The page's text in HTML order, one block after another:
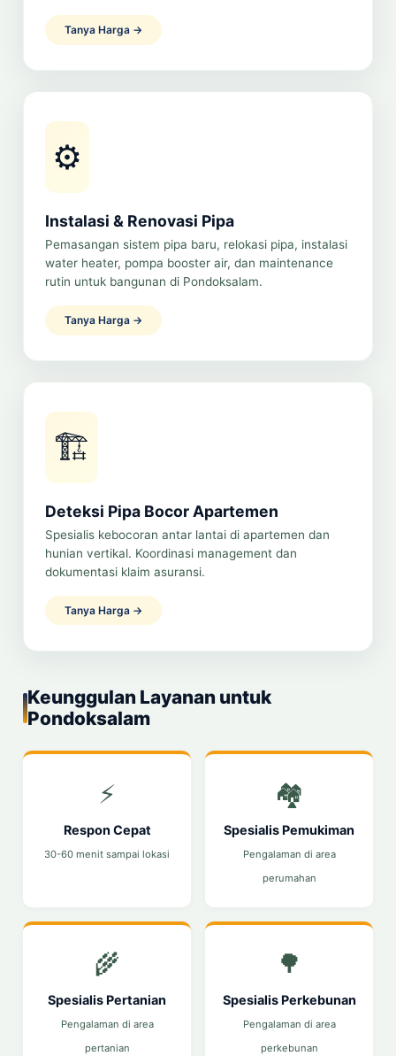
Tanya Harga →
⚙️
Instalasi & Renovasi Pipa
Pemasangan sistem pipa baru, relokasi pipa, instalasi
water heater, pompa booster air, dan maintenance
rutin untuk bangunan di Pondoksalam.
Tanya Harga →
🏗️
Deteksi Pipa Bocor Apartemen
Spesialis kebocoran antar lantai di apartemen dan
hunian vertikal. Koordinasi management dan
dokumentasi klaim asuransi.
Tanya Harga →
Keunggulan Layanan untuk
Pondoksalam
⚡
Respon Cepat
30-60 menit sampai lokasi
🏘️
Spesialis Pemukiman
Pengalaman di area
perumahan
🌾
Spesialis Pertanian
Pengalaman di area
pertanian
🌳
Spesialis Perkebunan
Pengalaman di area
perkebunan